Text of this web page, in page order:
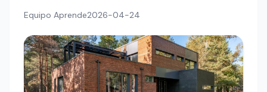
Equipo Aprende2026-04-24